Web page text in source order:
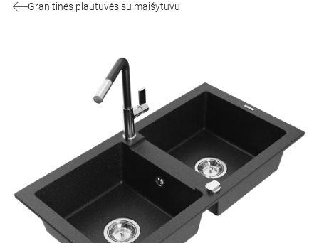
Granitinės plautuvės su maišytuvu